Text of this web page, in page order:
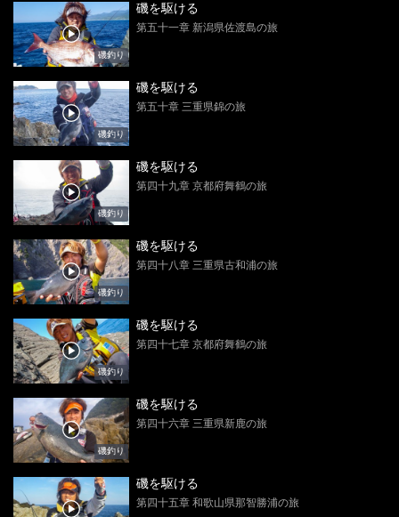
磯釣り
磯を駆ける
第五十一章 新潟県佐渡島の旅
磯釣り
磯を駆ける
第五十章 三重県錦の旅
磯釣り
磯を駆ける
第四十九章 京都府舞鶴の旅
磯釣り
磯を駆ける
第四十八章 三重県古和浦の旅
磯釣り
磯を駆ける
第四十七章 京都府舞鶴の旅
磯釣り
磯を駆ける
第四十六章 三重県新鹿の旅
磯を駆ける
第四十五章 和歌山県那智勝浦の旅